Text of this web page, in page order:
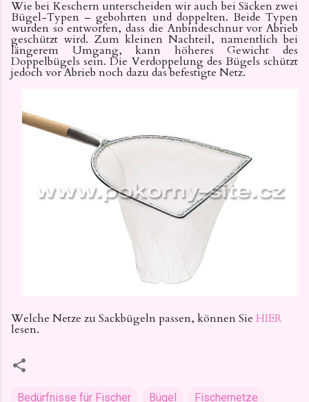
Wie bei Keschern unterscheiden wir auch bei Säcken zwei
Bügel-Typen – gebohrten und doppelten. Beide Typen
wurden so entworfen, dass die Anbindeschnur vor Abrieb
geschützt wird. Zum kleinen Nachteil, namentlich bei
längerem Umgang, kann höheres Gewicht des
Doppelbügels sein. Die Verdoppelung des Bügels schützt
jedoch vor Abrieb noch dazu das befestigte Netz.
Welche Netze zu Sackbügeln passen, können Sie HIER
lesen.
Bedürfnisse für Fischer Bügel Fischernetze